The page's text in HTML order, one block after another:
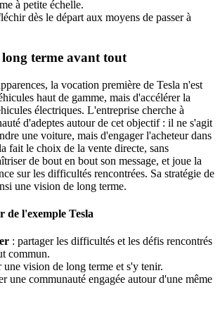
à petite échelle.
dès le départ aux moyens de passer à
terme avant tout
la vocation première de Tesla n'est
haut de gamme, mais d'accélérer la
électriques. L'entreprise cherche à
d'adeptes autour de cet objectif : il ne s'agit
une voiture, mais d'engager l'acheteur dans
fait le choix de la vente directe, sans
de bout en bout son message, et joue la
sur les difficultés rencontrées. Sa stratégie de
une vision de long terme.
l'exemple Tesla
: partager les difficultés et les défis rencontrés
commun.
une vision de long terme et s'y tenir.
une communauté engagée autour d'une même